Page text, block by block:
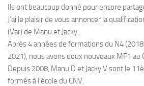
Documents utiles
Historique
Plouf
ECOLE DE PLONGEE
Ils ont beaucoup donné pour encore
J’ai le plaisir de vous annoncer la
(Var) de Manu et Jacky.
Après 4 années de formations du N4
2021), nous avons deux nouveaux MF1 au
Depuis 2008, Manu D et Jacky V sont le
formés à l’école du CNV.